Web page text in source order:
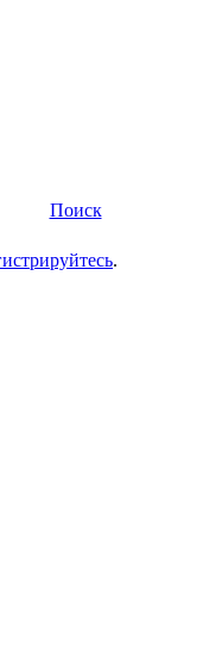
Поиск
.